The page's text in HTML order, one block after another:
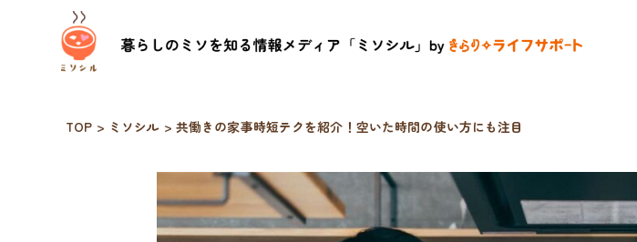
TOP > ミソシル > 共働きの家事時短テクを紹介！空いた時間の使い方にも注目